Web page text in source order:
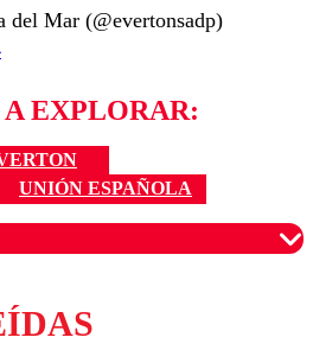
Mar (@evertonsadp)
EXPLORAR:
UNIÓN ESPAÑOLA
moderados para garantizar un
respetuoso.